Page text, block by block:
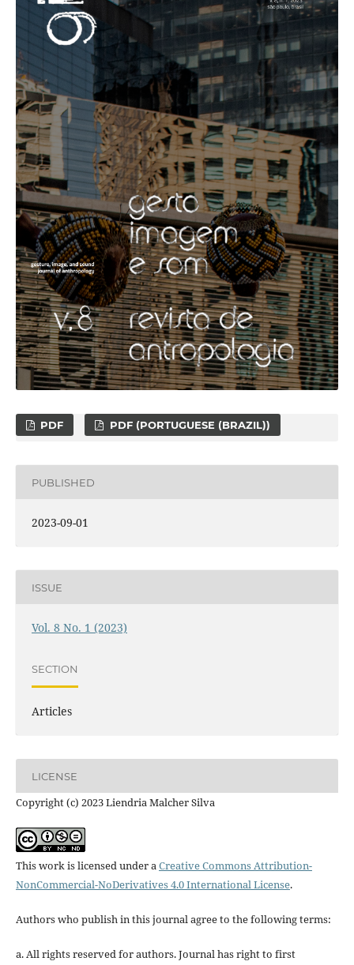
PDF PDF (PORTUGUESE (BRAZIL))
PUBLISHED
2023-09-01
ISSUE
Vol. 8 No. 1 (2023)
SECTION
Articles
LICENSE
Copyright (c) 2023 Liendria Malcher Silva
This work is licensed under aCreative Commons Attribution-
NonCommercial-NoDerivatives 4.0 International License.
Authors who publish in this journal agree to the following terms:
a. All rights reserved for authors. Journal has right to first